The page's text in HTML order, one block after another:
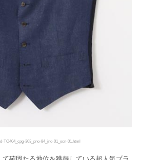
303_pno-84_ino-01_ocn-01.html